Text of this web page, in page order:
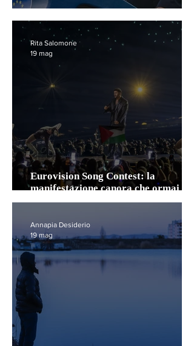
La possibile fine di DG REGIO
Eurovision Song Contest: la
manifestazione canora che ormai
divide l’Europa
Rita Salomone
19 mag
Annapia Desiderio
19 mag